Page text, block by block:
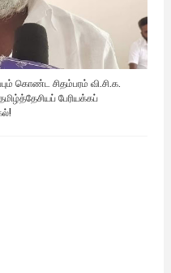
கொண்ட சிதம்பரம் வி.சி.க.
பேரியக்கப்